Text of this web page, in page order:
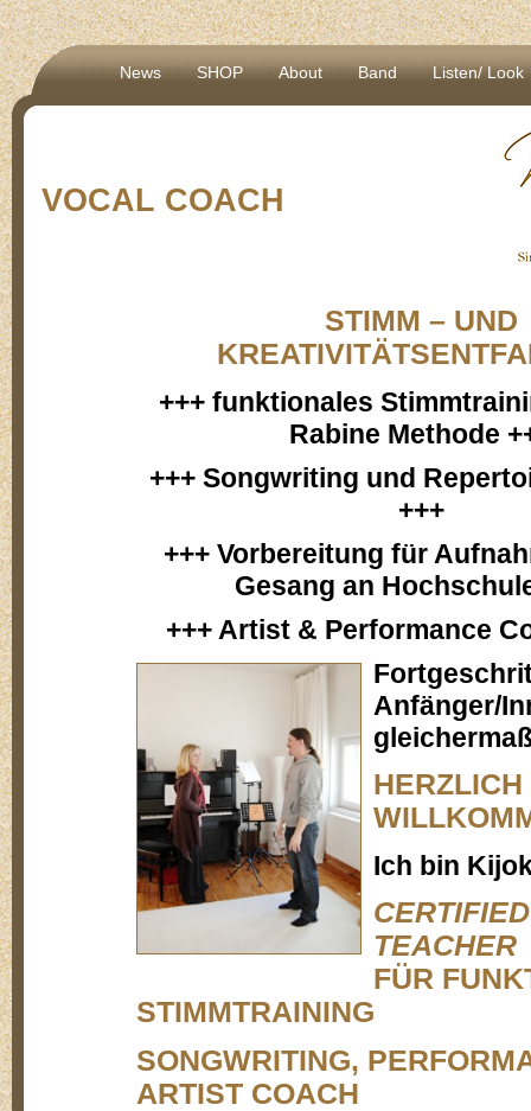
News SHOP About Band Listen/ Look
VOCAL COACH
STIMM – UND
+++ funktionales
Rabine Methode
+++ Songwriting und
+++
+++ Vorbereitung für
Gesang an
+++ Artist & Performance
Anfänger/
HERZLICH
Ich bin
TEACHER
FÜR
STIMMTRAINING
SONGWRITING,
ARTIST COACH